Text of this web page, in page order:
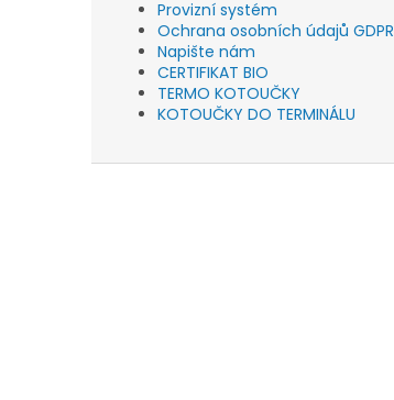
Provizní systém
Ochrana osobních údajů GDPR
Napište nám
CERTIFIKAT BIO
TERMO KOTOUČKY
KOTOUČKY DO TERMINÁLU